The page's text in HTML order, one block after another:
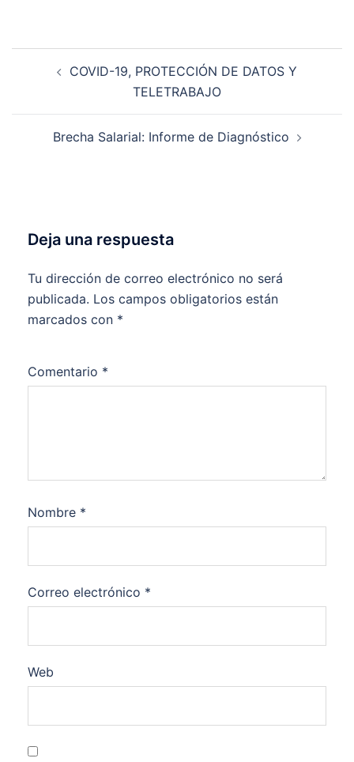
COVID-19, PROTECCIÓN DE DATOS Y
TELETRABAJO
Brecha Salarial: Informe de Diagnóstico
Deja una respuesta
Tu dirección de correo electrónico no será
publicada. Los campos obligatorios están
marcados con *
Comentario *
Nombre *
Correo electrónico *
Web